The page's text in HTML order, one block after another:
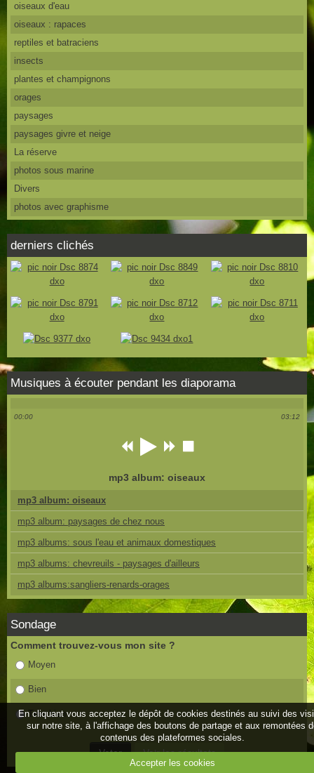
oiseaux d'eau
oiseaux : rapaces
reptiles et batraciens
insects
plantes et champignons
orages
paysages
paysages givre et neige
La réserve
photos sous marine
Divers
photos avec graphisme
derniers clichés
Musiques à écouter pendant les diaporama
00:00 03:12
mp3 album: oiseaux
mp3 album: oiseaux
mp3 album: paysages de chez nous
mp3 albums: sous l'eau et animaux domestiques
mp3 albums: chevreuils - paysages d'ailleurs
mp3 albums:sangliers-renards-orages
Sondage
Comment trouvez-vous mon site ?
Moyen
Bien
Très bien
En cliquant vous acceptez le dépôt de cookies destinés au suivi des
sur notre site, à l'affichage des boutons de partage et aux remontées
contenus des plateformes sociales.
Accepter les cookies